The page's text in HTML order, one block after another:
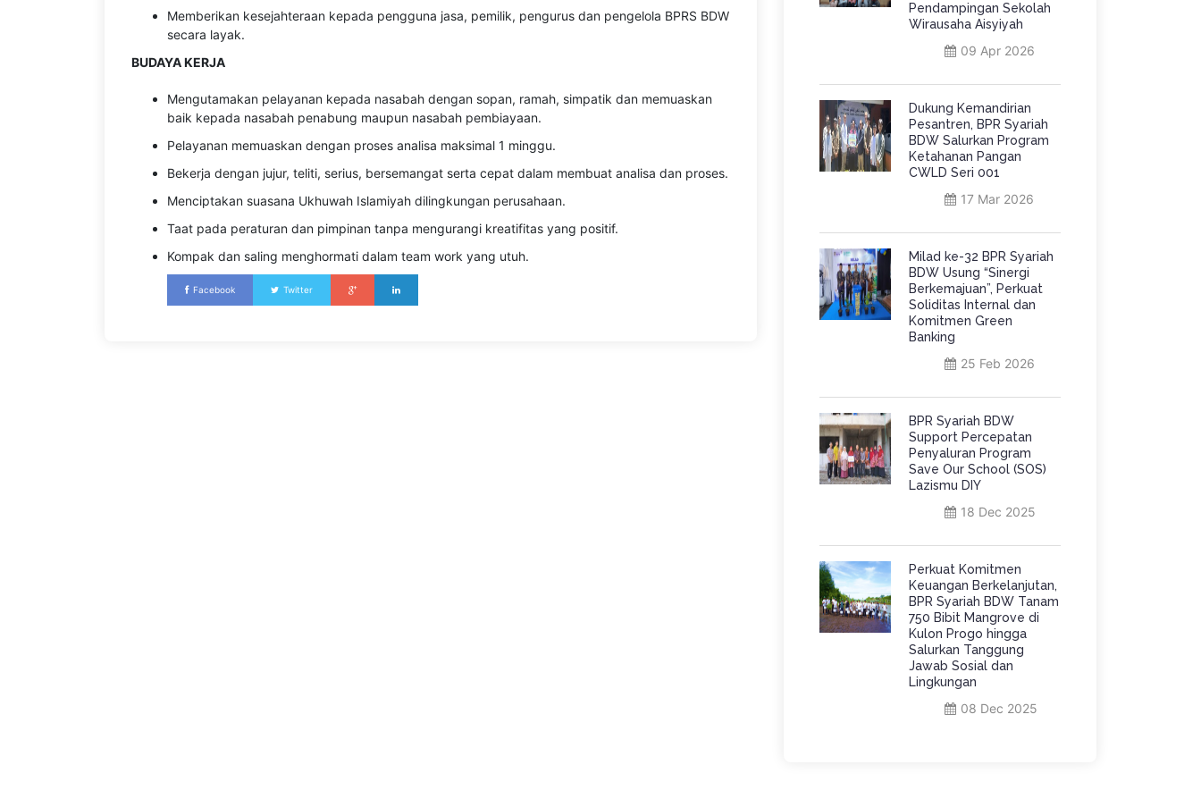
Memberikan kesejahteraan kepada pengguna jasa, pemilik, pengurus dan pengelola BPRS BDW
secara layak.
BUDAYA KERJA
Mengutamakan pelayanan kepada nasabah dengan sopan, ramah, simpatik dan memuaskan
baik kepada nasabah penabung maupun nasabah pembiayaan.
Pelayanan memuaskan dengan proses analisa maksimal 1 minggu.
Bekerja dengan jujur, teliti, serius, bersemangat serta cepat dalam membuat analisa dan proses.
Menciptakan suasana Ukhuwah Islamiyah dilingkungan perusahaan.
Taat pada peraturan dan pimpinan tanpa mengurangi kreatifitas yang positif.
Kompak dan saling menghormati dalam team work yang utuh.
Facebook Twitter
Pendampingan Sekolah
Wirausaha Aisyiyah
09 Apr 2026
Dukung Kemandirian
Pesantren, BPR Syariah
BDW Salurkan Program
Ketahanan Pangan
CWLD Seri 001
17 Mar 2026
Milad ke-32 BPR Syariah
BDW Usung “Sinergi
Berkemajuan”, Perkuat
Soliditas Internal dan
Komitmen Green
Banking
25 Feb 2026
BPR Syariah BDW
Support Percepatan
Penyaluran Program
Save Our School (SOS)
Lazismu DIY
18 Dec 2025
Perkuat Komitmen
Keuangan Berkelanjutan,
BPR Syariah BDW Tanam
750 Bibit Mangrove di
Kulon Progo hingga
Salurkan Tanggung
Jawab Sosial dan
Lingkungan
08 Dec 2025